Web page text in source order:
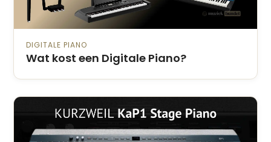
DIGITALE PIANO
Wat kost een Digitale Piano?